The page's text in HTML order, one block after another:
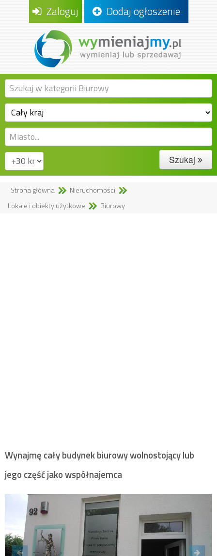
Zaloguj Dodaj ogłoszenie
Szukaj
Strona główna
Nieruchomości
Lokale i obiekty użytkowe
Biurowy
Wynajmę cały budynek biurowy wolnostojący lub
jego część jako współnajemca